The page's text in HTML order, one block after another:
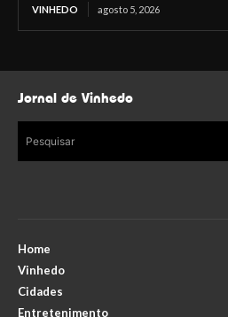
VINHEDO agosto 5, 2026
Jornal de Vinhedo
Pesquisar
Home
Vinhedo
Cidades
Entretenimento